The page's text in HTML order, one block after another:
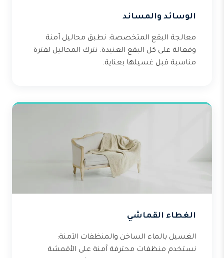
الوسائد والمساند
معالجة البقع المتخصصة: نطبق محاليل آمنة
وفعالة على كل البقع العنيدة. نترك المحاليل لفترة
مناسبة قبل غسيلها بعناية.
الغطاء القماشي
الغسيل بالماء الساخن والمنظفات الآمنة:
نستخدم منظفات محترفة آمنة على الأقمشة